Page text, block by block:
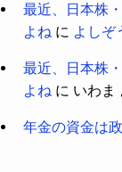
最近、日本株
よね に よしぞ
最近、日本株
よね に いわま
年金の資金は